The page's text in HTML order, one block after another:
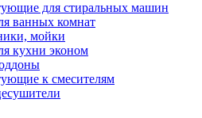
для стиральных машин
ванных комнат
мойки
кухни эконом
к смесителям